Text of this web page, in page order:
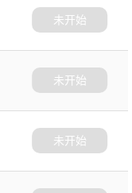
未开始
未开始
未开始